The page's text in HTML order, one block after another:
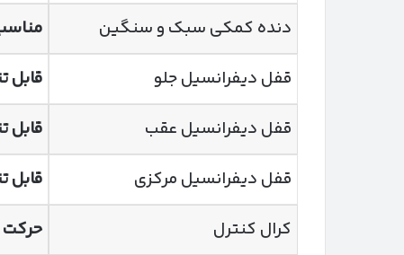
دنده کمکی سبک و سنگین
قفل دیفرانسیل جلو
قابل
قفل دیفرانسیل عقب
قابل
قفل دیفرانسیل مرکزی
قابل
کرال کنترل